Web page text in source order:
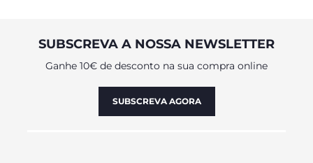
SUBSCREVA A NOSSA NEWSLETTER
Ganhe 10€ de desconto na sua compra online
SUBSCREVA AGORA